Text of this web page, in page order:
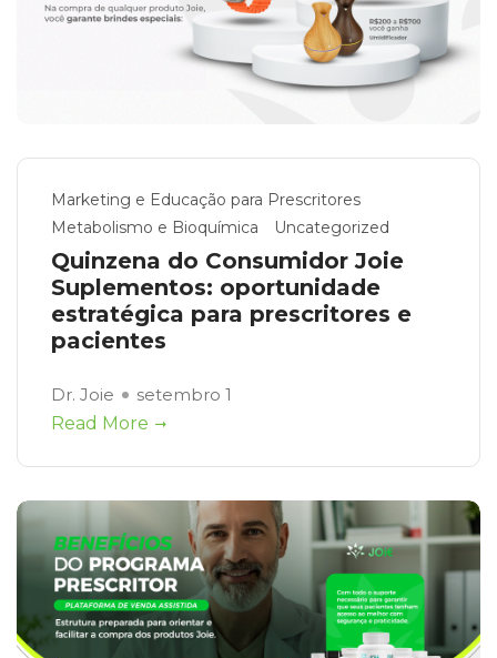
Marketing e Educação para Prescritores
Metabolismo e Bioquímica
Uncategorized
Quinzena do Consumidor Joie
Suplementos: oportunidade
estratégica para prescritores e
pacientes
Dr. Joie
setembro 1
Read More